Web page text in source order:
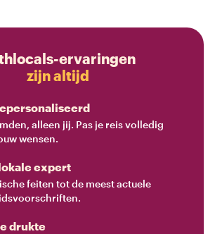
ervaringen
zijn altijd
alleen jij. Pas je reis volledig
wensen.
expert
feiten tot de meest actuele
drukte